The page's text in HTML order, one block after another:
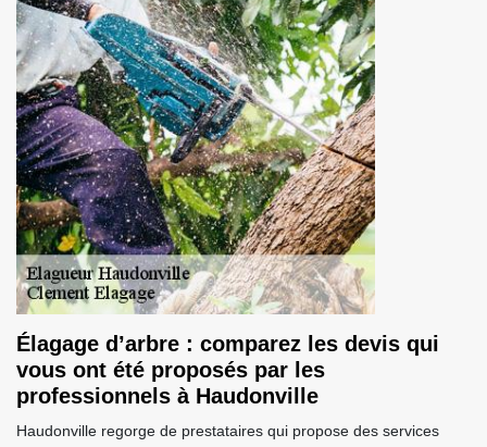
Élagage d’arbre : comparez les devis qui
vous ont été proposés par les
professionnels à Haudonville
Haudonville regorge de prestataires qui propose des services